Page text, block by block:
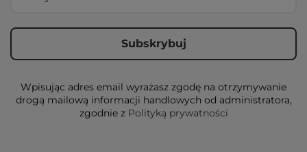
Wpisując adres email wyrażasz zgodę na otrzymywanie
drogą mailową informacji handlowych od administratora,
zgodnie z Polityką prywatności